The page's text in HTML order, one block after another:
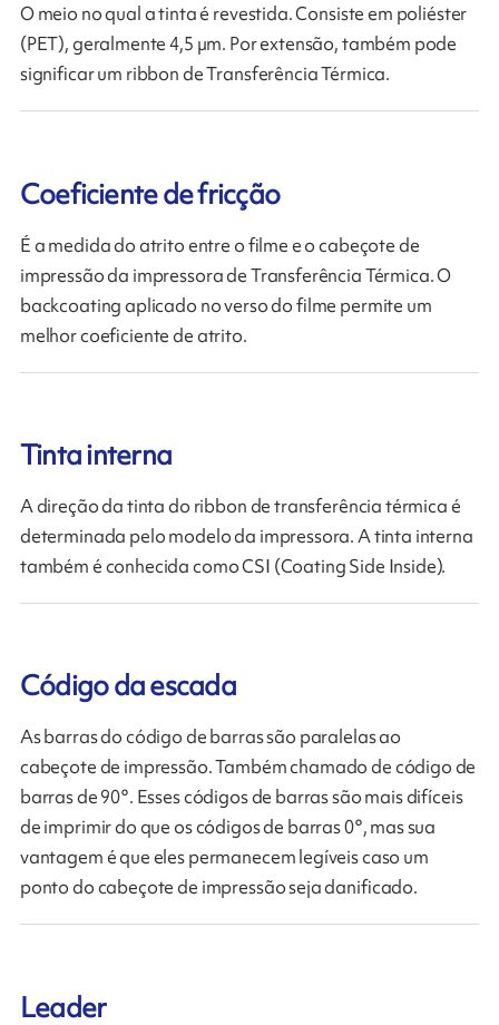
O meio no qual a tinta é revestida. Consiste em poliéster
(PET), geralmente 4,5 µm. Por extensão, também pode
significar um ribbon de Transferência Térmica.
Coeficiente de fricção
É a medida do atrito entre o filme e o cabeçote de
impressão da impressora de Transferência Térmica. O
backcoating aplicado no verso do filme permite um
melhor coeficiente de atrito.
Tinta interna
A direção da tinta do ribbon de transferência térmica é
determinada pelo modelo da impressora. A tinta interna
também é conhecida como CSI (Coating Side Inside).
Código da escada
As barras do código de barras são paralelas ao
cabeçote de impressão. Também chamado de código de
barras de 90°. Esses códigos de barras são mais difíceis
de imprimir do que os códigos de barras 0°, mas sua
vantagem é que eles permanecem legíveis caso um
ponto do cabeçote de impressão seja danificado.
Leader